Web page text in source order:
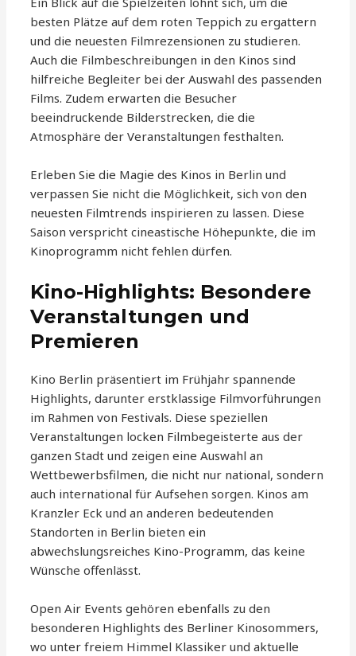
besten Plätze auf dem roten Teppich zu ergattern
und die neuesten Filmrezensionen zu studieren.
Auch die Filmbeschreibungen in den Kinos sind
hilfreiche Begleiter bei der Auswahl des passenden
Films. Zudem erwarten die Besucher
beeindruckende Bilderstrecken, die die
Atmosphäre der Veranstaltungen festhalten.
Erleben Sie die Magie des Kinos in Berlin und
verpassen Sie nicht die Möglichkeit, sich von den
neuesten Filmtrends inspirieren zu lassen. Diese
Saison verspricht cineastische Höhepunkte, die im
Kinoprogramm nicht fehlen dürfen.
Kino-Highlights: Besondere
Veranstaltungen und
Premieren
Kino Berlin präsentiert im Frühjahr spannende
Highlights, darunter erstklassige Filmvorführungen
im Rahmen von Festivals. Diese speziellen
Veranstaltungen locken Filmbegeisterte aus der
ganzen Stadt und zeigen eine Auswahl an
Wettbewerbsfilmen, die nicht nur national, sondern
auch international für Aufsehen sorgen. Kinos am
Kranzler Eck und an anderen bedeutenden
Standorten in Berlin bieten ein
abwechslungsreiches Kino-Programm, das keine
Wünsche offenlässt.
Open Air Events gehören ebenfalls zu den
besonderen Highlights des Berliner Kinosommers,
wo unter freiem Himmel Klassiker und aktuelle